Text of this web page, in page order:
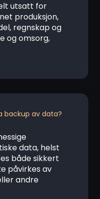
utsatt for
produksjon,
regnskap og
og omsorg,
backup av data?
data, helst
både sikkert
påvirkes av
andre